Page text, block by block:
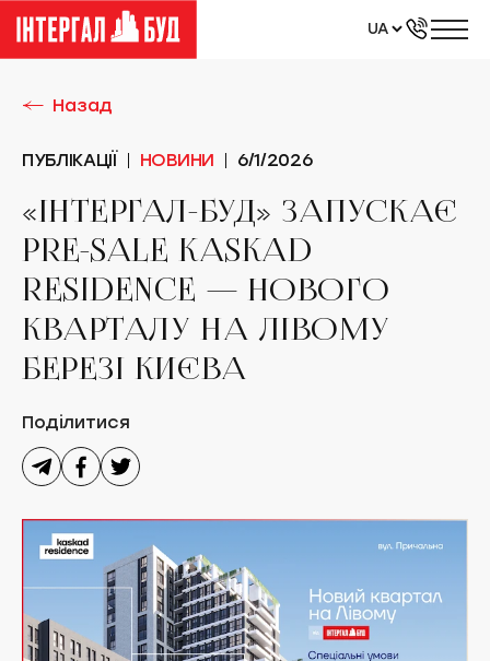
UA
Назад
ПУБЛІКАЦІЇ НОВИНИ 6/1/2026
«ІНТЕРГАЛ-БУД» ЗАПУСКАЄ
PRE-SALE KASKAD
RESIDENCE — НОВОГО
КВАРТАЛУ НА ЛІВОМУ
БЕРЕЗІ КИЄВА
Поділитися